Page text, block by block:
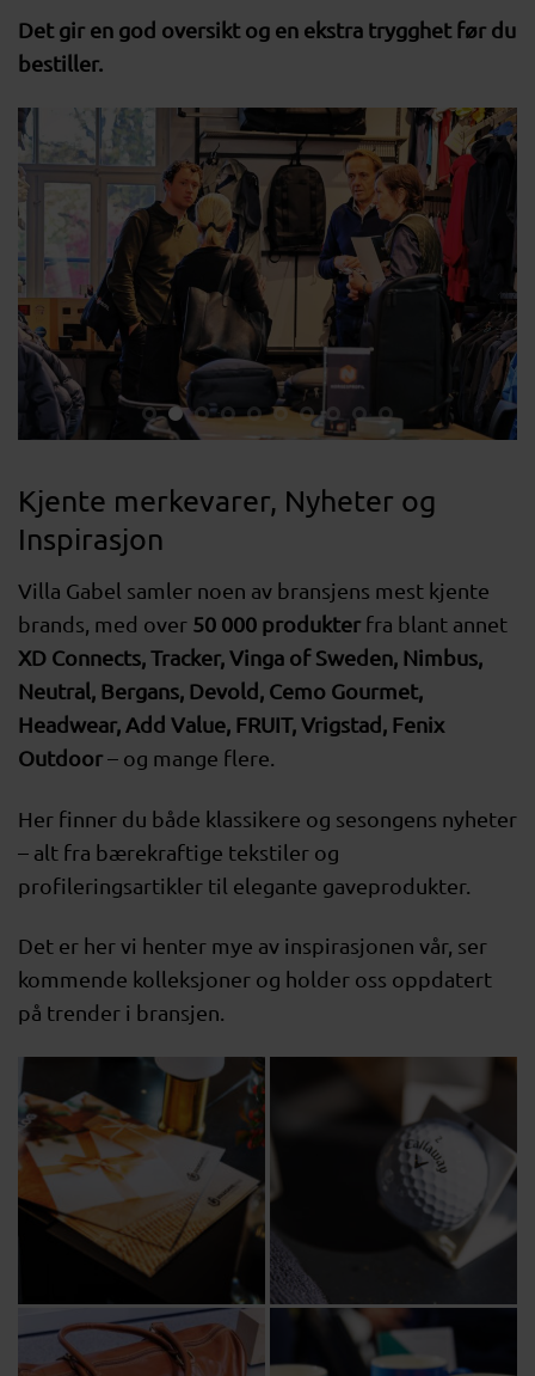
Det gir en god oversikt og en ekstra trygghet før du
bestiller.
Kjente merkevarer, Nyheter og
Inspirasjon
Villa Gabel samler noen av bransjens mest kjente
brands, med over 50 000 produkter fra blant annet
XD Connects, Tracker, Vinga of Sweden, Nimbus,
Neutral, Bergans, Devold, Cemo Gourmet,
Headwear, Add Value, FRUIT, Vrigstad, Fenix
Outdoor– og mange flere.
Her finner du både klassikere og sesongens nyheter
– alt fra bærekraftige tekstiler og
profileringsartikler til elegante gaveprodukter.
Det er her vi henter mye av inspirasjonen vår, ser
kommende kolleksjoner og holder oss oppdatert
på trender i bransjen.